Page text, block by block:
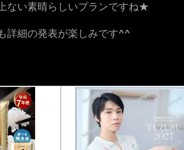
ない素晴らしいプランですね★
詳細の発表が楽しみです^^